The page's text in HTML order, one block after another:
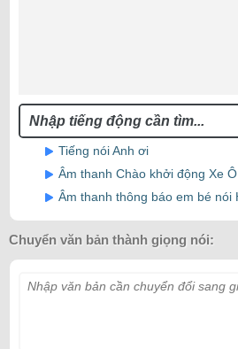
Tiếng nói Anh ơi
Âm thanh Chào khởi động Xe
Âm thanh thông báo em bé nói
Chuyển văn bản thành giọng nói:
Nhập văn bản cần chuyển đổi sang